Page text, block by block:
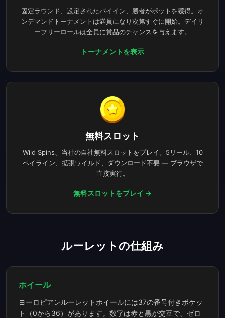
固定ラウンド、設定されたバイイン、勝者がポットを獲得。オ
ンデマンドトーナメントは満員になり次第すぐに開始。デイリ
ーフリーロールは全員に賞品のチャンスを与えます。
トーナメントを表示
無料スロット
Wild Spins、当社の自社無料スロットをプレイ。5リール、10
ペイライン、拡張ワイルド、ダウンロード不要 — ブラウザで
直接実行。
無料スロットをプレイ →
ルーレットの仕組み
ホイール
ヨーロピアンルーレットホイールには37の番号付きポケッ
ト（0から36）があります。数字は赤と黒が交互で、ゼロ